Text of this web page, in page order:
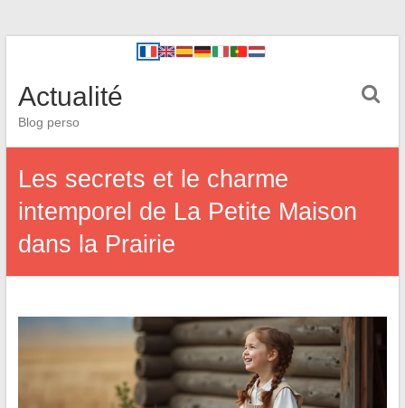
Actualité
Blog perso
Les secrets et le charme
intemporel de La Petite Maison
dans la Prairie